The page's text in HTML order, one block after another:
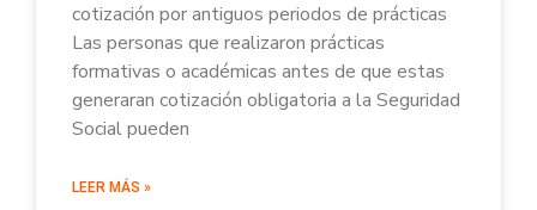
cotización por antiguos periodos de prácticas
Las personas que realizaron prácticas
formativas o académicas antes de que estas
generaran cotización obligatoria a la Seguridad
Social pueden
LEER MÁS »